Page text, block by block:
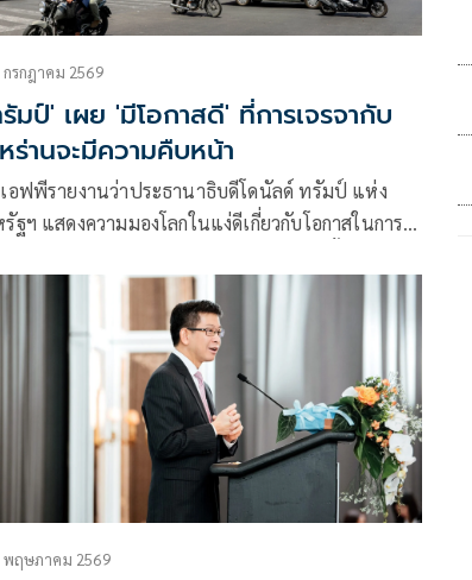
กรกฎาคม 2569
มป์' เผย 'มีโอกาสดี' ที่การเจรจากับ
ร่านจะมีความคืบหน้า
เอฟพีรายงานว่าประธานาธิบดีโดนัลด์ ทรัมป์ แห่ง
ฐฯ แสดงความมองโลกในแง่ดีเกี่ยวกับโอกาสในการ
ดเว้นการยิงกันเป็นวันที่สามติดต่อกัน
พฤษภาคม 2569